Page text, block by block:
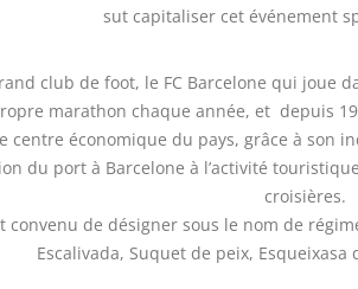
sut capitaliser cet événement
club de foot, le FC Barcelone qui joue
marathon chaque année, et depuis
centre économique du pays, grâce à
du port à Barcelone à l’activité
croisières.
convenu de désigner sous le nom de
Escalivada, Suquet de peix, Esqueixasa